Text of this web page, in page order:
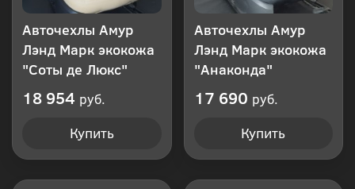
Авточехлы Амур
Лэнд Марк экокожа
"Соты де Люкс"
18 954 руб.
Купить
Авточехлы Амур
Лэнд Марк экокожа
"Анаконда"
17 690 руб.
Купить